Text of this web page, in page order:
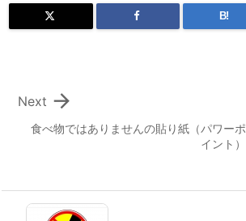
B!
食べ物ではありませんの貼り紙（パワーポ
イント）

Next